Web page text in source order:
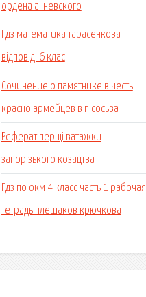
ордена а. невского
Гдз математика тарасенкова
відповіді 6 клас
Сочинение о памятнике в честь
красно армейцев в п.сосьва
Реферат перщі ватажки
запорізького козацтва
Гдз по окм 4 класс часть 1 рабочая
тетрадь плешаков крючкова